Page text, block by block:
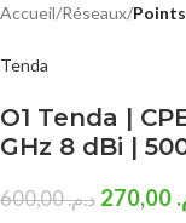
Accueil Réseaux
Tenda
O1 Tenda |
GHz 8 dBi |
د.م.600,00